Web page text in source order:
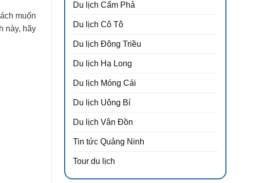
muốn
này, hãy
Du lịch Cẩm Phả
Du lịch Cô Tô
Du lịch Đông Triều
Du lịch Hạ Long
Du lịch Móng Cái
Du lịch Uông Bí
Du lịch Vân Đồn
Tin tức Quảng Ninh
Tour du lịch